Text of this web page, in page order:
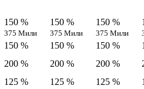
150 %
375 Мили
150 %
375 Мили
150 %
375 Мили
150 % 150 % 150 %
200 % 200 % 200 %
125 % 125 % 125 %